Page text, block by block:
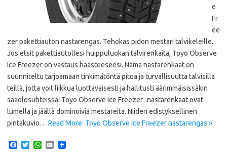
e
Fr
ee
zer pakettiauton nastarengas. Tehokas pidon mestari talvikeleille.
Jos etsit pakettiautollesi huippuluokan talvirenkaita, Toyo Observe
Ice Freezer on vastaus haasteeseesi. Nämä nastarenkaat on
suunniteltu tarjoamaan tinkimätöntä pitoa ja turvallisuutta talvisilla
teillä, jotta voit liikkua luottavaisesti ja hallitusti äärimmäisissäkin
sääolosuhteissa. Toyo Observe Ice Freezer -nastarenkaat ovat
lumella ja jäällä dominoivia mestareita. Niiden edistyksellinen
pintakuvio… Read More: Toyo Observe Ice Freezer nastarengas »
T
W
E